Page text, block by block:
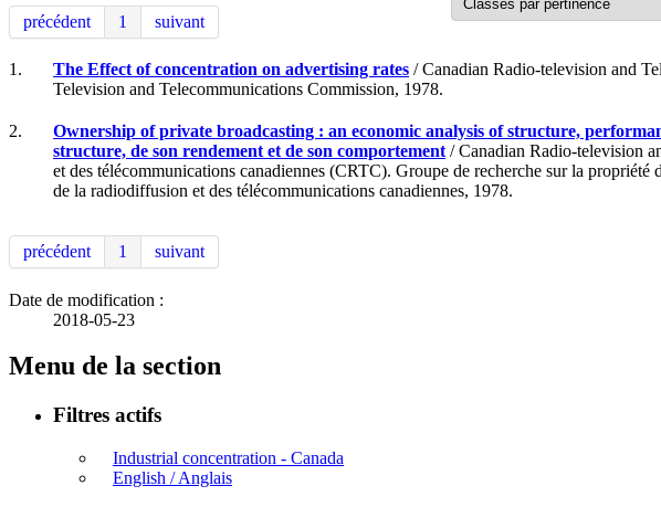
précédent 1 suivant
1. The Effect of concentration on advertising rates / Canadian Radio-television and
Television and Telecommunications Commission, 1978.
2.
Ownership of private broadcasting : an economic analysis of structure,
structure, de son rendement et de son comportement / Canadian Radio-television
et des télécommunications canadiennes (CRTC). Groupe de recherche sur la
de la radiodiffusion et des télécommunications canadiennes, 1978.
précédent 1 suivant
Date de modification :
2018-05-23
Menu de la section
Filtres actifs
Industrial concentration - Canada
English / Anglais